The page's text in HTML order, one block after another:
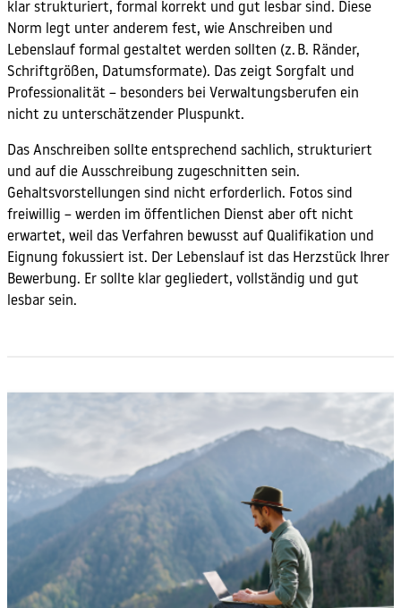
klar strukturiert, formal korrekt und gut lesbar sind. Diese
Norm legt unter anderem fest, wie Anschreiben und
Lebenslauf formal gestaltet werden sollten (z. B. Ränder,
Schriftgrößen, Datumsformate). Das zeigt Sorgfalt und
Professionalität – besonders bei Verwaltungsberufen ein
nicht zu unterschätzender Pluspunkt.
Das Anschreiben sollte entsprechend sachlich, strukturiert
und auf die Ausschreibung zugeschnitten sein.
Gehaltsvorstellungen sind nicht erforderlich. Fotos sind
freiwillig – werden im öffentlichen Dienst aber oft nicht
erwartet, weil das Verfahren bewusst auf Qualifikation und
Eignung fokussiert ist. Der Lebenslauf ist das Herzstück Ihrer
Bewerbung. Er sollte klar gegliedert, vollständig und gut
lesbar sein.